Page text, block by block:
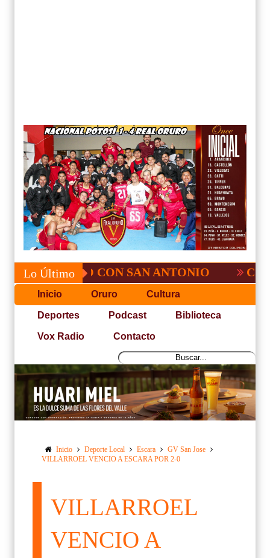
Lo Último
PUDO CON SAN ANTONIO COPA
Inicio Oruro Cultura
Deportes Podcast Biblioteca
Vox Radio Contacto
Inicio Deporte Local Escara
GV San Jose
VILLARROEL VENCIO A ESCARA POR 2-0
VILLARROEL
VENCIO A